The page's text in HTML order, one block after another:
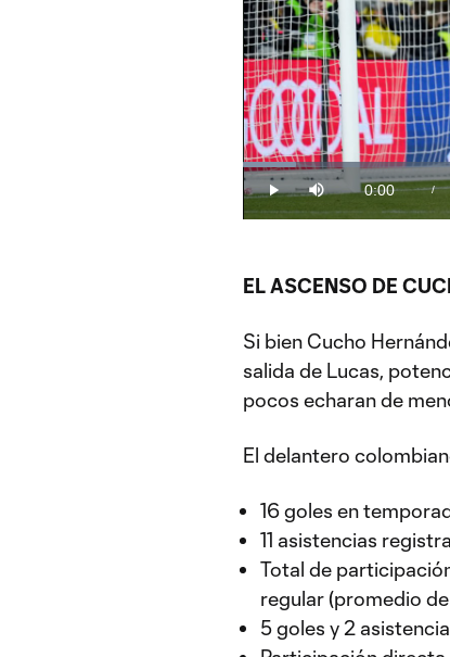
Play Mute
Current
Time
0:00 /
Loaded:
8.23%
EL ASCENSO DE
Si bien Cucho
salida de Lucas,
pocos echaran de
El delantero
16 goles en
11 asistencias
Total de
regular (promedio
5 goles y 2